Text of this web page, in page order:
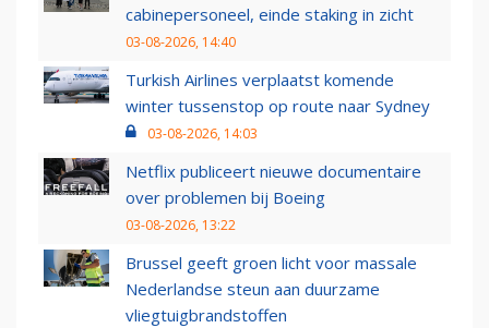
cabinepersoneel, einde staking in zicht
03-08-2026, 14:40
Turkish Airlines verplaatst komende
winter tussenstop op route naar Sydney
03-08-2026, 14:03
Netflix publiceert nieuwe documentaire
over problemen bij Boeing
03-08-2026, 13:22
Brussel geeft groen licht voor massale
Nederlandse steun aan duurzame
vliegtuigbrandstoffen